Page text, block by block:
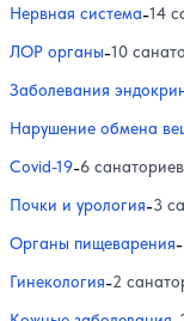
Нервная система-14
ЛОР органы-10
Заболевания
Нарушение обмена
Covid-19-6 санаториев
Почки и урология-3
Органы пищеварения-
Гинекология-2